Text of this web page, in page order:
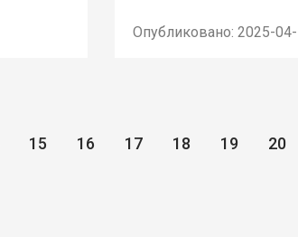
Опубликовано: 2025-
15 16 17 18 19 20